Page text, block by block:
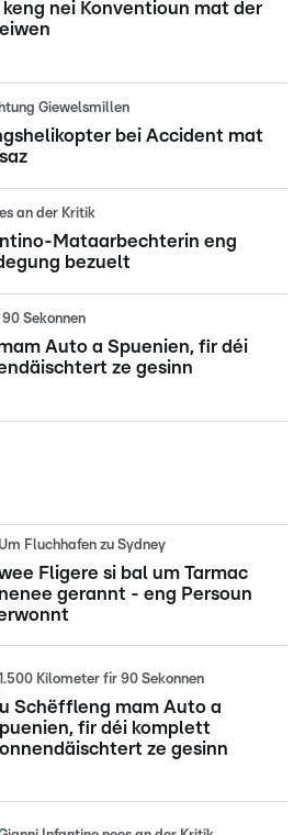
keng nei Konventioun mat der
Giewelsmillen
bei Accident mat
an der Kritik
Mataarbechterin eng
bezuelt
Sekonnen
Auto a Spuenien, fir déi
ze gesinn
Um Fluchhafen zu Sydney
Fligere si bal um Tarmac
gerannt - eng Persoun
Kilometer fir 90 Sekonnen
Schëffleng mam Auto a
fir déi komplett
ze gesinn